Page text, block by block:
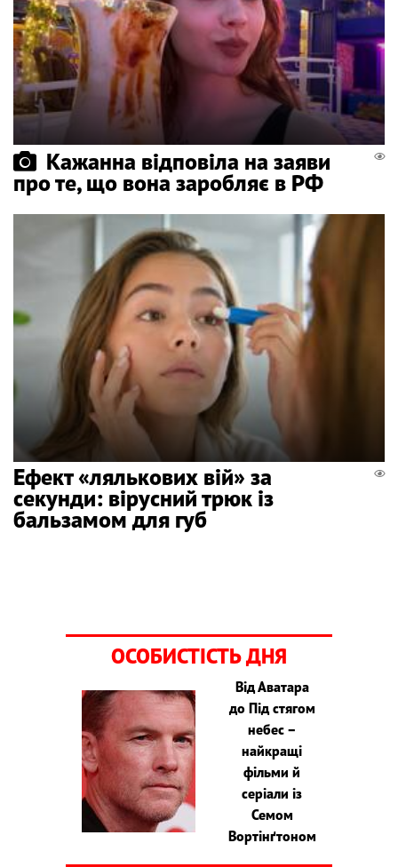
Кажанна відповіла на заяви
про те, що вона заробляє в РФ
Ефект «лялькових вій» за
секунди: вірусний трюк із
бальзамом для губ
ОСОБИСТІСТЬ ДНЯ
Від Аватара
до Під стягом
небес –
найкращі
фільми й
серіали із
Семом
Вортінґтоном